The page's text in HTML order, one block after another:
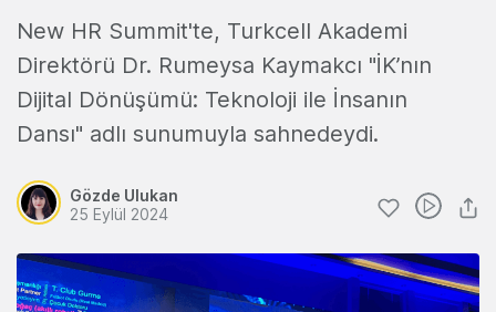
New HR Summit'te, Turkcell Akademi
Direktörü Dr. Rumeysa Kaymakcı "İK’nın
Dijital Dönüşümü: Teknoloji ile İnsanın
Dansı" adlı sunumuyla sahnedeydi.
Gözde Ulukan
25 Eylül 2024